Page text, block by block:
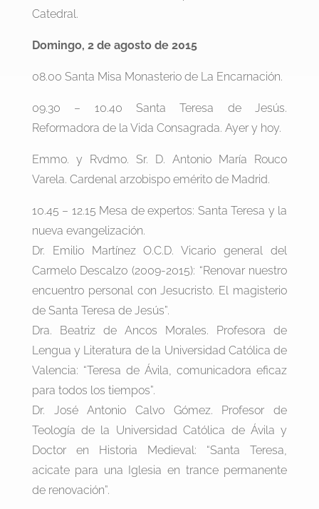
Catedral.
Domingo, 2 de agosto de 2015
08.00 Santa Misa Monasterio de La Encarnación.
09.30 – 10.40 Santa Teresa de Jesús.
Reformadora de la Vida Consagrada. Ayer y hoy.
Emmo. y Rvdmo. Sr. D. Antonio María Rouco
Varela. Cardenal arzobispo emérito de Madrid.
10.45 – 12.15 Mesa de expertos: Santa Teresa y la
nueva evangelización.
Dr. Emilio Martínez O.C.D. Vicario general del
Carmelo Descalzo (2009-2015): “Renovar nuestro
encuentro personal con Jesucristo. El magisterio
de Santa Teresa de Jesús”.
Dra. Beatriz de Ancos Morales. Profesora de
Lengua y Literatura de la Universidad Católica de
Valencia: “Teresa de Ávila, comunicadora eficaz
para todos los tiempos”.
Dr. José Antonio Calvo Gómez. Profesor de
Teología de la Universidad Católica de Ávila y
Doctor en Historia Medieval: “Santa Teresa,
acicate para una Iglesia en trance permanente
de renovación”.